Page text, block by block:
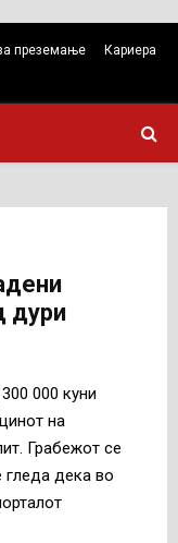
преземање Кариера
дури
000 куни
на
Грабежот се
гледа дека во